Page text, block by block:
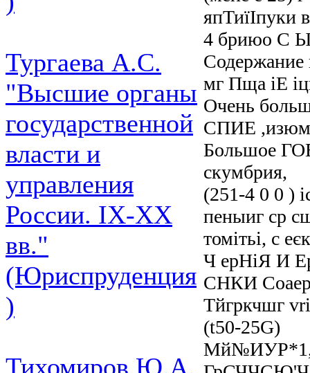
Тургаева А.С.
"Высшие органы
государственной
власти и
управления
России. IХ-ХХ
вв."
(Юриспруденция
)
Тихомиров Ю.А.
япТиїІпуки
4 бриюо С
Содержание
мг Пща іЕ
Очень
СПИЕ
Большое
скумбрия,
(251-4 0 0 )
пеныиг ср
томітьі, с
Ч ерНіЯ И
СНКИ
Тйгркчшг
(t50-25G)
Мй№ИУР*1,